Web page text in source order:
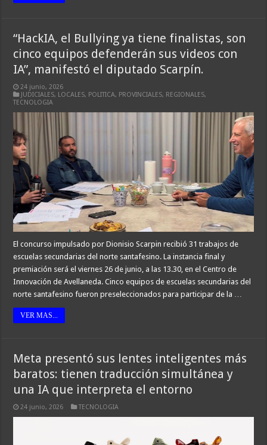
“HackIA, el Bullying ya tiene finalistas, son
cinco equipos defenderán sus videos con
IA”, manifestó el diputado Scarpín.
24 junio, 2026
JUDICIALES, LOCALES, POLITICA, PROVINCIALES, REGIONALES,
TECNOLOGIA
El concurso impulsado por Dionisio Scarpin recibió 31 trabajos de
escuelas secundarias del norte santafesino. La instancia final y
premiación será el viernes 26 de junio, a las 13.30, en el Centro de
Innovación de Avellaneda. Cinco equipos de escuelas secundarias del
norte santafesino fueron preseleccionados para participar de la …
VER MAS...
Meta presentó sus lentes inteligentes más
baratos: tienen traducción simultánea y
una IA que interpreta el entorno
24 junio, 2026 TECNOLOGIA